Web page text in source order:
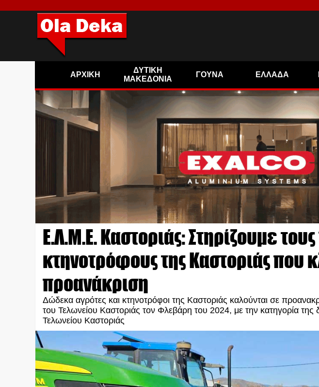
ΑΡΧΙΚΗ
ΔΥΤΙΚΗ
ΜΑΚΕΔΟΝΙΑ
ΓΟΥΝΑ ΕΛΛΑΔΑ
Ε.Λ.Μ.Ε. Καστοριάς: Στηρίζουμε
κτηνοτρόφους της Καστοριάς που
προανάκριση
Δώδεκα αγρότες και κτηνοτρόφοι της Καστοριάς καλούνται σε
του Τελωνείου Καστοριάς τον Φλεβάρη του 2024, με την κατηγορία της
Τελωνείου Καστοριάς